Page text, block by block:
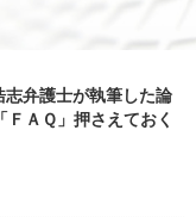
a
t
弁護士が執筆した論
ＡＱ」押さえておく